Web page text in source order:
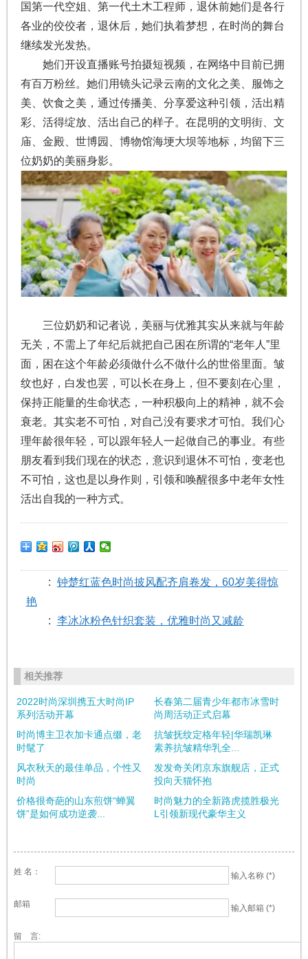
国第一代空姐、第一代土木工程师，退休前她们是各行
各业的佼佼者，退休后，她们执着梦想，在时尚的舞台
继续发光发热。
她们开设直播账号拍摄短视频，在网络中目前已拥
有百万粉丝。她们用镜头记录云南的文化之美、服饰之
美、饮食之美，通过传播美、分享爱这种引领，活出精
彩、活得绽放、活出自己的样子。在昆明的文明街、文
庙、金殿、世博园、博物馆海埂大坝等地标，均留下三
位奶奶的美丽身影。
三位奶奶和记者说，美丽与优雅其实从来就与年龄
无关，不需上了年纪后就把自己困在所谓的“老年人”里
面，困在这个年龄必须做什么不做什么的世俗里面。皱
纹也好，白发也罢，可以长在身上，但不要刻在心里，
保持正能量的生命状态，一种积极向上的精神，就不会
衰老。其实老不可怕，对自己没有要求才可怕。我们心
理年龄很年轻，可以跟年轻人一起做自己的事业。有些
朋友看到我们现在的状态，意识到退休不可怕，变老也
不可怕，这也是以身作则，引领和唤醒很多中老年女性
活出自我的一种方式。
: 钟楚红蓝色时尚披风配齐肩卷发，60岁美得惊
艳
: 李冰冰粉色针织套装，优雅时尚又减龄
相关推荐
2022时尚深圳携五大时尚IP
系列活动开幕
长春第二届青少年都市冰雪时
尚周活动正式启幕
时尚博主卫衣加卡通点缀，老
时髦了
抗皱抚纹定格年轻|华瑞凯琳
素养抗皱精华乳全...
风衣秋天的最佳单品，个性又
时尚
发发奇关闭京东旗舰店，正式
投向天猫怀抱
价格很奇葩的山东煎饼“蝉翼
饼”是如何成功逆袭...
时尚魅力的全新路虎揽胜极光
L引领新现代豪华主义
姓 名： 输入名称 (*)
邮箱 输入邮箱 (*)
留 言: